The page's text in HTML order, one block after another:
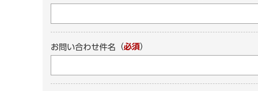
お問い合わせ件名 （必須）